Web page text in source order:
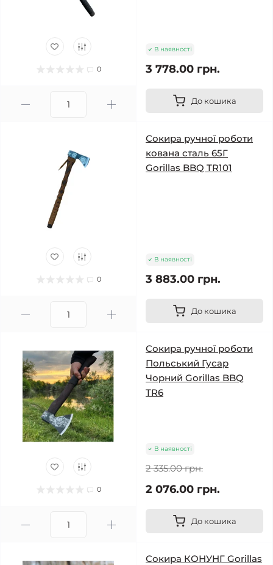
0
В наявності
3 778.00 грн.
До кошика
0
Сокира ручної роботи
кована сталь 65Г
Gorillas BBQ TR101
В наявності
3 883.00 грн.
До кошика
0
Сокира ручної роботи
Польський Гусар
Чорний Gorillas BBQ
TR6
В наявності
2 335.00 грн.
2 076.00 грн.
До кошика
Сокира КОНУНГ Gorillas